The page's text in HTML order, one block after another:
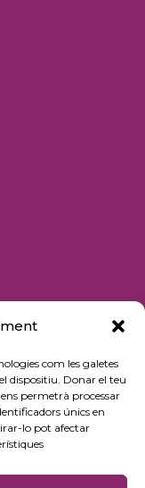
com les galetes
dispositiu. Donar el teu
permetrà processar
únics en
lo pot afectar